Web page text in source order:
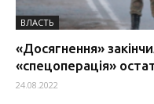
ВЛАСТЬ
«Досягнення»
«спецоперація»
24.08.2022